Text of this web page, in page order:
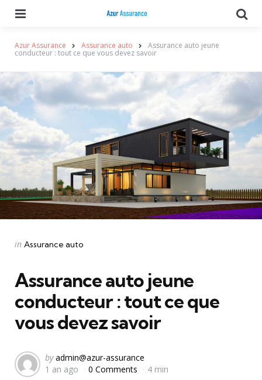
Azur Assurance Assurance auto Assurance auto jeune
conducteur : tout ce que vous devez savoir
Categories
Posted
in Assurance auto
Assurance auto jeune
conducteur : tout ce que
vous devez savoir
Posted
by
by admin@azur-assurance
1 an ago
0 Comments 4 min